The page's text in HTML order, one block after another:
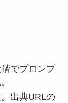
でプロンプ
出典URLの